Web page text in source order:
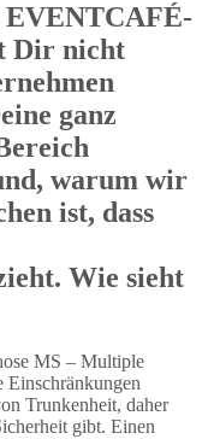
EVENTCAFÉ-
Dir nicht
ganz
warum wir
ist, dass
Wie sieht
MS – Multiple
Einschränkungen
Trunkenheit, daher
gibt. Einen